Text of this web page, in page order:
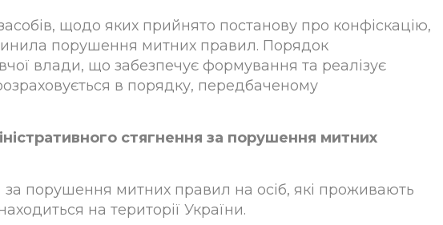
щодо яких прийнято постанову про конфіскацію,
порушення митних правил. Порядок
влади, що забезпечує формування та реалізує
в порядку, передбаченому
стягнення за порушення митних
за порушення митних правил на осіб, які проживають
на території України.